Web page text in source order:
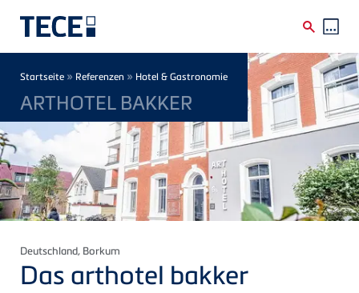
Breadcrumb
Startseite » Referenzen » Hotel & Gastronomie
ARTHOTEL BAKKER
Deutschland, Borkum
Das arthotel bakker